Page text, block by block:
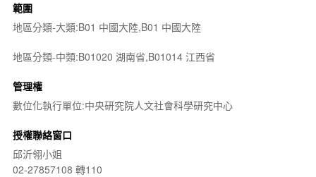
範圍
地區分類-大類:B01 中國大陸,B01 中國大陸
地區分類-中類:B01020 湖南省,B01014 江西省
管理權
數位化執行單位:中央研究院人文社會科學研究中心
授權聯絡窗口
邱沂翎小姐
02-27857108 轉110